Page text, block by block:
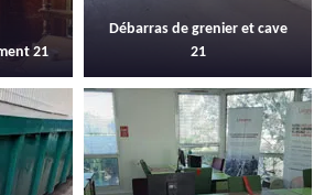
21
Débarras de grenier et cave
21